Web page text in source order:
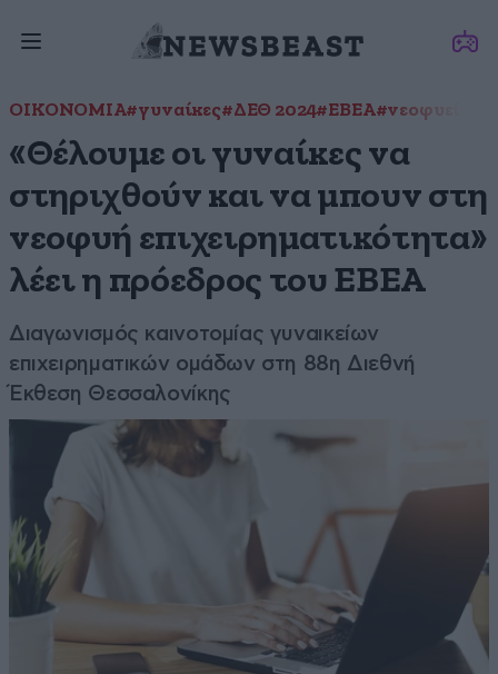
ΟΙΚΟΝΟΜΙΑ#γυναίκες#ΔΕΘ 2024#ΕΒΕΑ#νεοφυείς
«Θέλουμε οι γυναίκες να
στηριχθούν και να μπουν στη
νεοφυή επιχειρηματικότητα»
λέει η πρόεδρος του ΕΒΕΑ
Διαγωνισμός καινοτομίας γυναικείων
επιχειρηματικών ομάδων στη 88η Διεθνή
Έκθεση Θεσσαλονίκης